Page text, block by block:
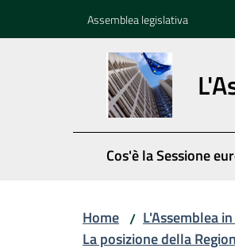
Assemblea legislativa
Cos'è la Sessione
Home / L'Assemblea
La posizione della